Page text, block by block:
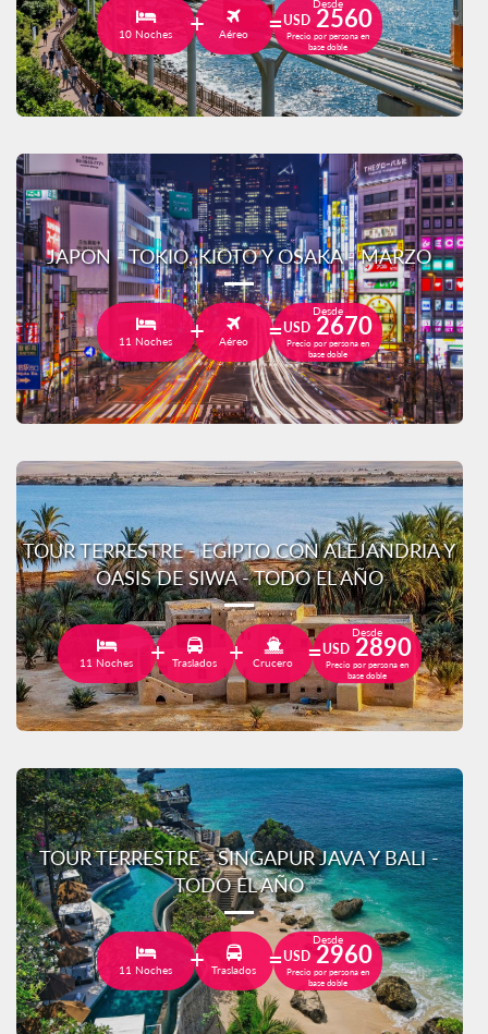
10 Noches Aéreo
Desde
USD2560
Precio por persona en
base doble
JAPON - TOKIO, KIOTO Y OSAKA - MARZO
11 Noches Aéreo
Desde
USD2670
Precio por persona en
base doble
TOUR TERRESTRE - EGIPTO CON ALEJANDRIA Y
OASIS DE SIWA - TODO EL AÑO
11 Noches Traslados Crucero
Desde
USD2890
Precio por persona en
base doble
TOUR TERRESTRE - SINGAPUR JAVA Y BALI -
TODO EL AÑO
11 Noches Traslados
Desde
USD2960
Precio por persona en
base doble